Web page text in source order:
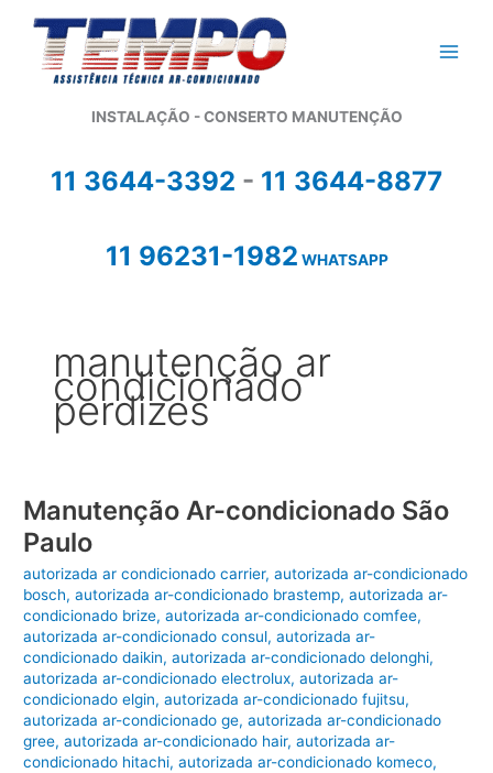
conteúdo
INSTALAÇÃO - CONSERTO MANUTENÇÃO
11 3644-3392 - 11 3644-8877
11 96231-1982 WHATSAPP
manutenção ar
condicionado
perdizes
Manutenção Ar-condicionado São
Paulo
autorizada ar condicionado carrier,autorizada ar-condicionado
bosch,autorizada ar-condicionado brastemp,autorizada ar-
condicionado brize,autorizada ar-condicionado comfee,
autorizada ar-condicionado consul,autorizada ar-
condicionado daikin,autorizada ar-condicionado delonghi,
autorizada ar-condicionado electrolux,autorizada ar-
condicionado elgin,autorizada ar-condicionado fujitsu,
autorizada ar-condicionado ge,autorizada ar-condicionado
gree,autorizada ar-condicionado hair,autorizada ar-
condicionado hitachi,autorizada ar-condicionado komeco,